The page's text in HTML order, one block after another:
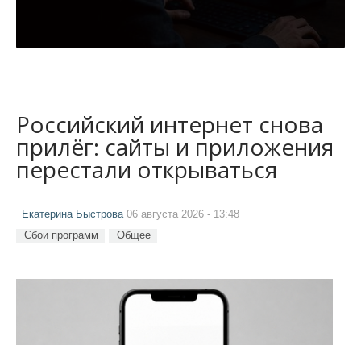
Российский интернет снова
прилёг: сайты и приложения
перестали открываться
Екатерина Быстрова06 августа 2026 - 13:48
Сбои программ Общее